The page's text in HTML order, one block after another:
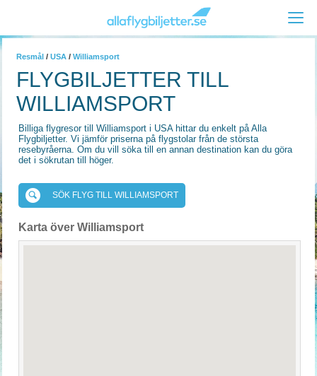
Resmål / USA / Williamsport
FLYGBILJETTER TILL
WILLIAMSPORT
Billiga flygresor till Williamsport i USA hittar du enkelt på Alla
Flygbiljetter. Vi jämför priserna på flygstolar från de största
resebyråerna. Om du vill söka till en annan destination kan du göra
det i sökrutan till höger.
SÖK FLYG TILL WILLIAMSPORT
Karta över Williamsport